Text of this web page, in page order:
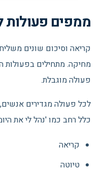
ממפים פעולות
קריאה וסיכום שונים
מחיקה. מתחילים בפעולות
פעולה מוגבלת.
לכל פעולה מגדירים
כלל רחב כמו 'נהל לי את
קריאה
טיוטה